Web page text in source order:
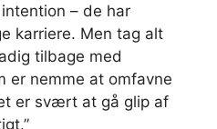
intention – de har
karriere. Men tag alt
tilbage med
er nemme at omfavne
er svært at gå glip af